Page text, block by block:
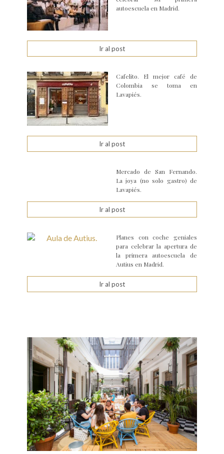
autoescuela en Madrid.
Ir al post
Cafelito. El mejor café de
Colombia se toma en
Lavapiés.
Ir al post
Mercado de San Fernando.
La joya (no solo gastro) de
Lavapiés.
Ir al post
Planes con coche geniales
para celebrar la apertura de
la primera autoescuela de
Autius en Madrid.
Ir al post